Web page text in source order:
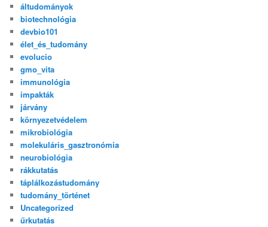
áltudományok
biotechnológia
devbio101
élet_és_tudomány
evolucio
gmo_vita
immunológia
impakták
járvány
környezetvédelem
mikrobiológia
molekuláris_gasztronómia
neurobiológia
rákkutatás
táplálkozástudomány
tudomány_történet
Uncategorized
űrkutatás